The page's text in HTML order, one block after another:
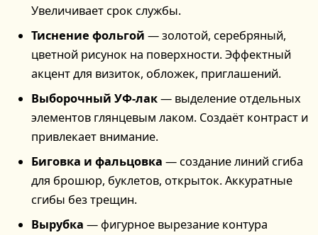
Увеличивает срок службы.
Тиснение фольгой — золотой, серебряный,
цветной рисунок на поверхности. Эффектный
акцент для визиток, обложек, приглашений.
Выборочный УФ-лак— выделение отдельных
элементов глянцевым лаком. Создаёт контраст и
привлекает внимание.
Биговка и фальцовка — создание линий сгиба
для брошюр, буклетов, открыток. Аккуратные
сгибы без трещин.
Вырубка — фигурное вырезание контура